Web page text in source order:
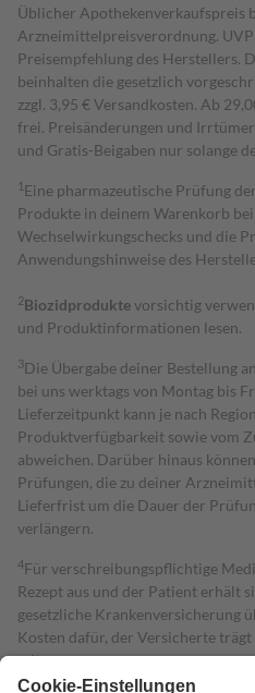
Üblicher Apothekenverkaufspreis
Arzneimittelpreisverordnung.
Preisempfehlung des Herstellers.
beinhalten die gesetzlich
zzgl. 3,95 € Versandkosten. Ab
frei. Preisänderungen und
und Gratis-Beigaben nur solange
1 Eine pharmazeutische Prüfung
Produkte in deinem Warenkorb
Wechselwirkungschecks und die
Anwendungshinweise des
2Biozidproduktevorsichtig
und Produktinformationen lesen.
3Die Übergabe deiner Bestellung
bei uns werktags von Montag bis
Lieferzeitpunkt kann je nach
Produktverfügbarkeit sowie vom
abweichen. Darüber hinaus
Prüfungen, die zu deiner
Lieferfrist um die Dauer der
verlängern.
4Für verschreibungspflichtige
Rezept aus und der Patient erhält
gesetzliche Krankenversicherung
Kosten dafür, der Versicherte
mit.
Grundsätzlich leisten Mitglieder